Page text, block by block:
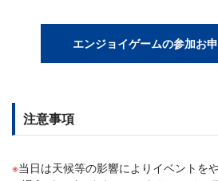
エンジョイゲームの参加お
注意事項
当日は天候等の影響によりイベントを